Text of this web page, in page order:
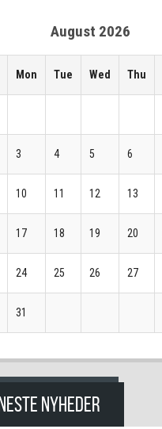
August 2026
Mon Tue Wed Thu
3 4 5 6
10 11 12 13
17 18 19 20
24 25 26 27
31
NYHEDER